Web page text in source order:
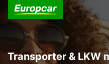
Transporter & LKW